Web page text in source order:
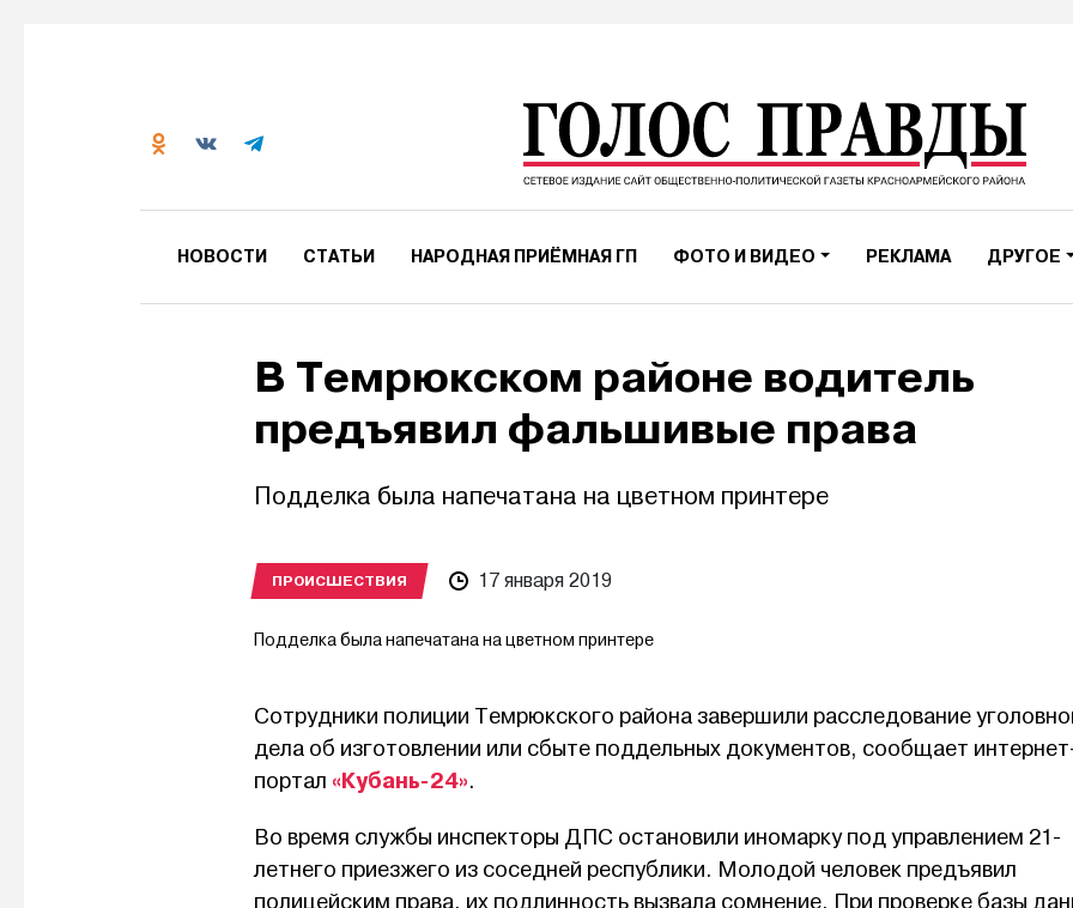
НОВОСТИ СТАТЬИ НАРОДНАЯ ПРИЁМНАЯ ГП ФОТО И ВИДЕО РЕКЛАМА ДРУГОЕ
В Темрюкском районе водитель
предъявил фальшивые права
Подделка была напечатана на цветном принтере
ПРОИСШЕСТВИЯ 17 января 2019
Подделка была напечатана на цветном принтере
Сотрудники полиции Темрюкского района завершили расследование
дела об изготовлении или сбыте поддельных документов, сообщает
портал «Кубань-24».
Во время службы инспекторы ДПС остановили иномарку под управлением 21-
летнего приезжего из соседней республики. Молодой человек предъявил